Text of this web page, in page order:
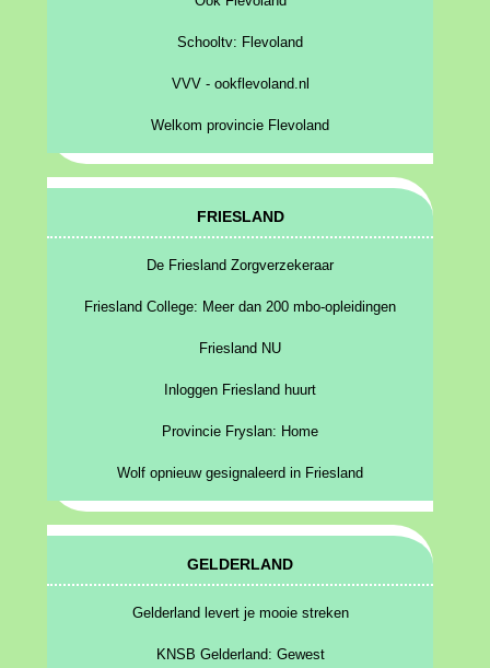
Schooltv: Flevoland
VVV - ookflevoland.nl
Welkom provincie Flevoland
FRIESLAND
De Friesland Zorgverzekeraar
Friesland College: Meer dan 200 mbo-opleidingen
Friesland NU
Inloggen Friesland huurt
Provincie Fryslan: Home
Wolf opnieuw gesignaleerd in Friesland
GELDERLAND
Gelderland levert je mooie streken
KNSB Gelderland: Gewest